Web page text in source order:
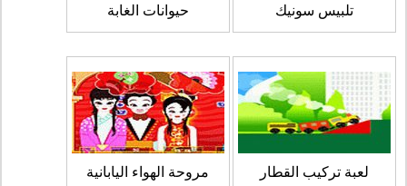
تلبيس سونيك حيوانات الغابة
لعبة تركيب القطار مروحة الهواء اليابانية